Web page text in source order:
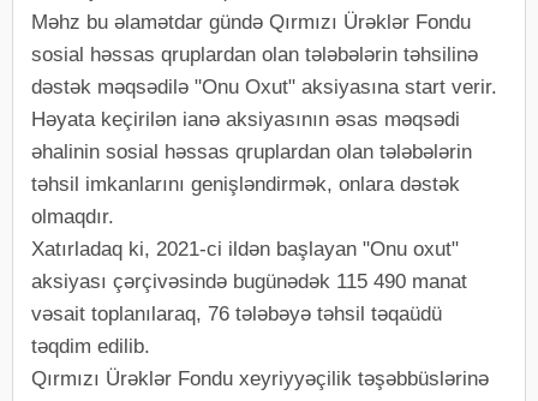
Məhz bu əlamətdar gündə Qırmızı Ürəklər Fondu
sosial həssas qruplardan olan tələbələrin təhsilinə
dəstək məqsədilə "Onu Oxut" aksiyasına start verir.
Həyata keçirilən ianə aksiyasının əsas məqsədi
əhalinin sosial həssas qruplardan olan tələbələrin
təhsil imkanlarını genişləndirmək, onlara dəstək
olmaqdır.
Xatırladaq ki, 2021-ci ildən başlayan "Onu oxut"
aksiyası çərçivəsində bugünədək 115 490 manat
vəsait toplanılaraq, 76 tələbəyə təhsil təqaüdü
təqdim edilib.
Qırmızı Ürəklər Fondu xeyriyyəçilik təşəbbüslərinə